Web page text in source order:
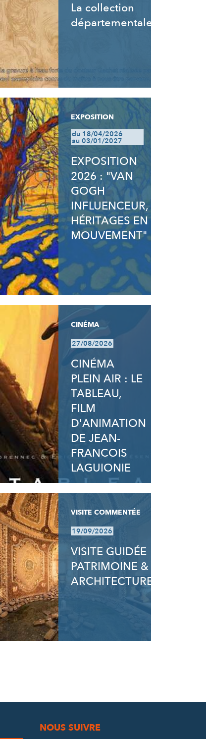
La collection
départementale
EXPOSITION
du 18/04/2026
au 03/01/2027
EXPOSITION
2026 : "VAN
GOGH
INFLUENCEUR,
HÉRITAGES EN
MOUVEMENT"
CINÉMA
27/08/2026
CINÉMA
PLEIN AIR : LE
TABLEAU,
FILM
D'ANIMATION
DE JEAN-
FRANCOIS
LAGUIONIE
VISITE COMMENTÉE
19/09/2026
VISITE GUIDÉE
PATRIMOINE &
ARCHITECTURE
NOUS SUIVRE